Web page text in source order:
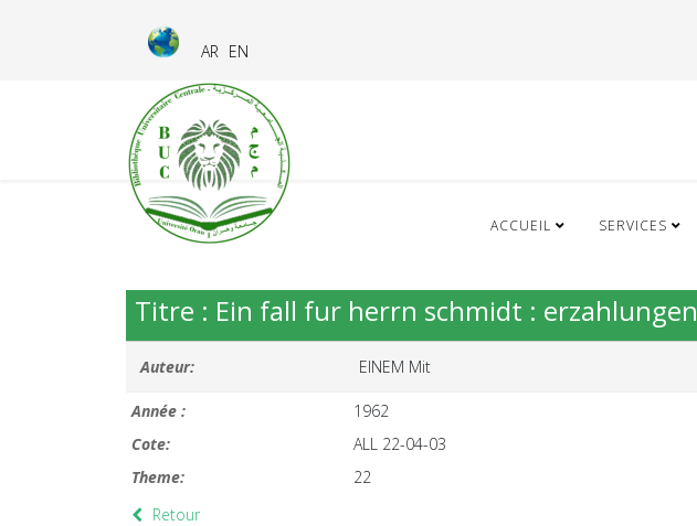
AR EN
ACCUEIL SERVICES
Titre : Ein fall fur herrn schmidt : erzahlungen
Auteur: EINEM Mit
Année :
1962
Cote:
ALL 22-04-03
Theme:
22
Retour